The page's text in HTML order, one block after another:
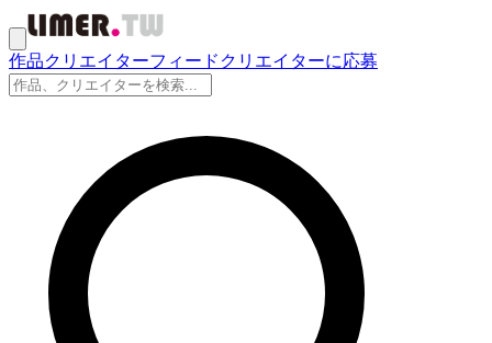
作品クリエイターフィード クリエイターに応募